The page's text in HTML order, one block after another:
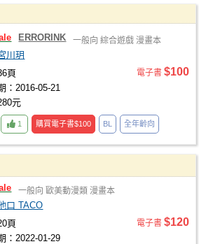
ERRORINK 一般向 綜合遊戲 漫畫本
川玥
頁
：2016-05-21
元
電子書 $100
1 購買電子書$100 BL 全年齡向
一般向 歐美動漫類 漫畫本
口 TACO
頁
：2022-01-29
電子書 $120